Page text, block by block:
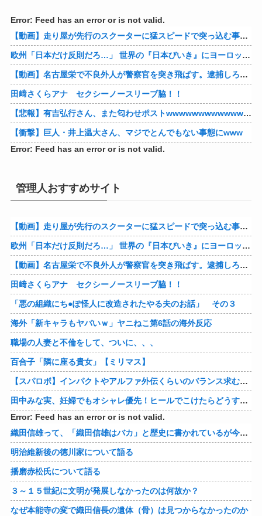
Error: Feed has an error or is not valid.
【動画】走り屋が先行のスクーターに猛スピードで突っ込む事故。
欧州「日本だけ反則だろ…」 世界の『日本びいき』にヨーロッパ全土から不満の声
【動画】名古屋栄で不良外人が警察官を突き飛ばす。逮捕しろやｗｗｗ
田﨑さくらアナ セクシーノースリーブ脇！！
【悲報】有吉弘行さん、また匂わせポストwwwwwwwwwwwwwwww
【衝撃】巨人・井上温大さん、マジでとんでもない事態にwww
Error: Feed has an error or is not valid.
管理人おすすめサイト
【動画】走り屋が先行のスクーターに猛スピードで突っ込む事故。
欧州「日本だけ反則だろ…」 世界の『日本びいき』にヨーロッパ全土から不満の声
【動画】名古屋栄で不良外人が警察官を突き飛ばす。逮捕しろやｗｗｗ
田﨑さくらアナ セクシーノースリーブ脇！！
「悪の組織にち●ぽ怪人に改造されたやる夫のお話」 その３
海外「新キャラもヤバいｗ」ヤニねこ第6話の海外反応
職場の人妻と不倫をして、ついに、、、
百合子「隣に座る貴女」【ミリマス】
【スパロボ】インパクトやアルファ外伝くらいのバランス求む！！ → インパクトも最終的にはコアブースターで雑魚は一撃で倒せてたけどね
田中みな実、妊婦でもオシャレ優先！ヒールでこけたらどうすんのｗ
Error: Feed has an error or is not valid.
織田信雄って、「織田信雄はバカ」と歴史に書かれているが今まで家が残っているんでバカではないよな？
明治維新後の徳川家について語る
播磨赤松氏について語る
３～１５世紀に文明が発展しなかったのは何故か？
なぜ本能寺の変で織田信長の遺体（骨）は見つからなかったのか